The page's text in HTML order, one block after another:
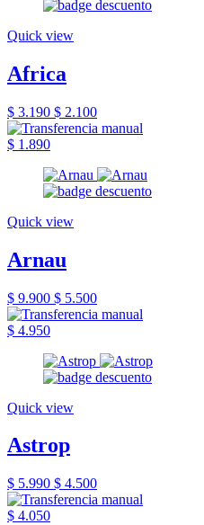
Quick view
Africa
$ 3.190 $ 2.100
$ 1.890
Quick view
Arnau
$ 9.900 $ 5.500
$ 4.950
Quick view
Astrop
$ 5.990 $ 4.500
$ 4.050